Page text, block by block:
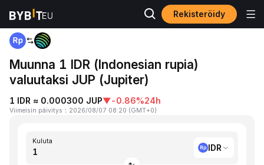
Rekisteröidy
Koti IDR to JUP
Muunna 1 IDR (Indonesian rupia)
valuutaksi JUP (Jupiter)
1 IDR ≈ 0.000300 JUP▼-0.86%24h
Viimeisin päivitys ： 2026/08/07 08:20 (GMT+0)
Kuluta
IDR